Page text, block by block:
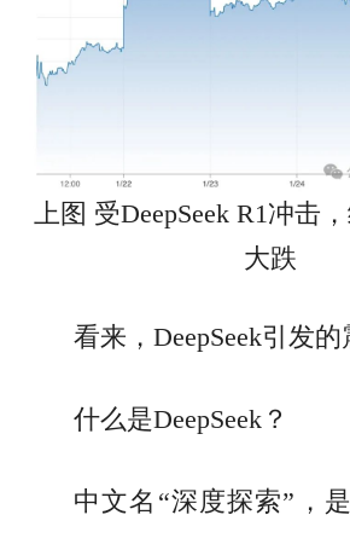
上图 受DeepSeek R1冲击
大跌
看来，DeepSeek引发的
什么是DeepSeek？
中文名“深度探索”，